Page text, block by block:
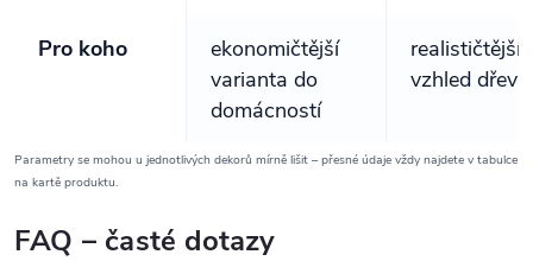
Pro koho
ekonomičtější
varianta do
domácností
realističtější
vzhled dřeva
Parametry se mohou u jednotlivých dekorů mírně lišit – přesné údaje vždy najdete v tabulce
na kartě produktu.
FAQ – časté dotazy